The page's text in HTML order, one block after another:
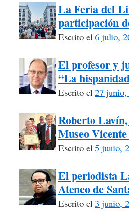
La Feria del
participación
Escrito el 6 julio,
El profesor y
“La
Escrito el 27 junio,
Roberto
Museo
Escrito el 5 junio,
El periodista
Ateneo de
Escrito el 3 junio,